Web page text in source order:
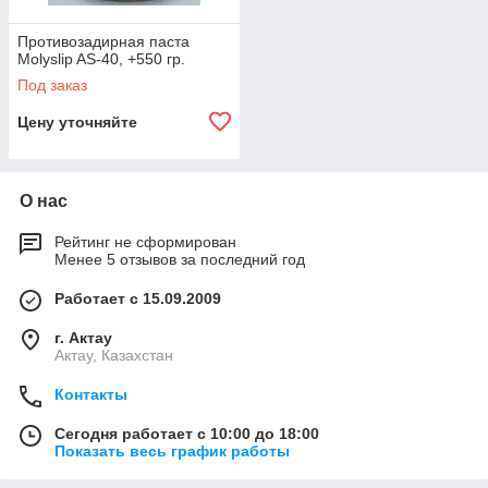
Противозадирная паста
Molyslip AS-40, +550 гр.
Под заказ
Цену уточняйте
О нас
Рейтинг не сформирован
Менее 5 отзывов за последний год
Работает с 15.09.2009
г. Актау
Актау, Казахстан
Контакты
Сегодня работает с 10:00 до 18:00
Показать весь график работы